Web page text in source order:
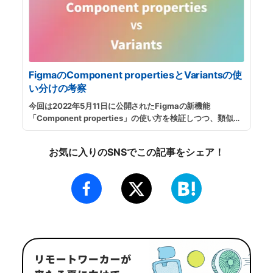
FigmaのComponent propertiesとVariantsの使
い分けの考察
今回は2022年5月11日に公開されたFigmaの新機能
「Component properties」の使い方を検証しつつ、類似す
る既存機能「Variants」との使い分けについて考察してみま
続きを読む
お気に入りのSNSでこの記事をシェア！